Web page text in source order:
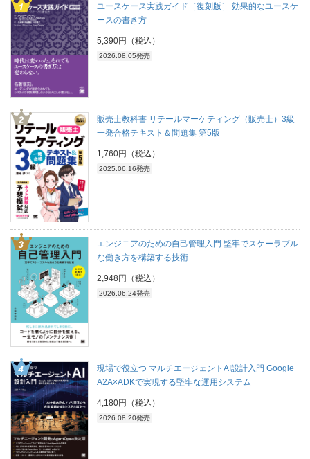
ユースケース実践ガイド［復刻版］ 効果的なユースケ
ースの書き方
5,390円（税込）
2026.08.05発売
販売士教科書 リテールマーケティング（販売士）3級
一発合格テキスト＆問題集 第5版
1,760円（税込）
2025.06.16発売
エンジニアのための自己管理入門 堅牢でスケーラブル
な働き方を構築する技術
2,948円（税込）
2026.06.24発売
現場で役立つ マルチエージェントAI設計入門 Google
A2A×ADKで実現する堅牢な運用システム
4,180円（税込）
2026.08.20発売